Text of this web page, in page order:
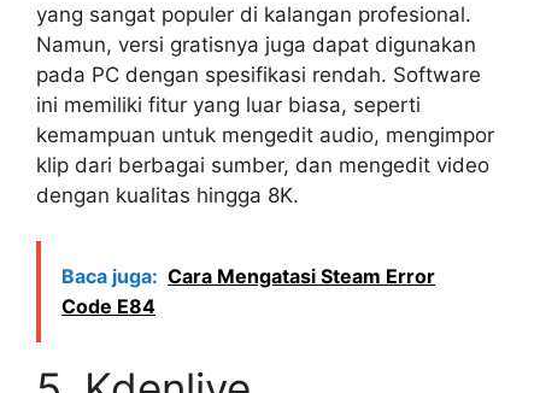
yang sangat populer di kalangan profesional.
Namun, versi gratisnya juga dapat digunakan
pada PC dengan spesifikasi rendah. Software
ini memiliki fitur yang luar biasa, seperti
kemampuan untuk mengedit audio, mengimpor
klip dari berbagai sumber, dan mengedit video
dengan kualitas hingga 8K.
Baca juga: Cara Mengatasi Steam Error
Code E84